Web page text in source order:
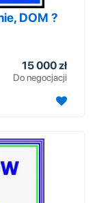
DOM ?
15 000 zł
Do negocjacji